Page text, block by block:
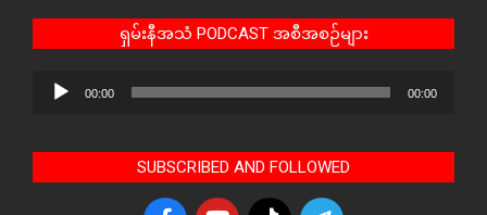
ရှမ်းနီအသံ PODCAST အစီအစဉ်များ
Audio
00:00 00:00
SUBSCRIBED AND FOLLOWED